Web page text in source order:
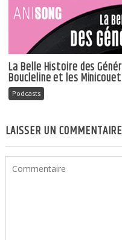
La Belle Histoire des
Boucleline et les
Podcasts
LAISSER UN COMMENTAIRE